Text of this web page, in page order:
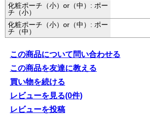
化粧ポーチ（小）or（中）: ポー
チ（小）
化粧ポーチ（小）or（中）: ポー
チ（中）
この商品について問い合わせる
この商品を友達に教える
買い物を続ける
レビューを見る(0件)
レビューを投稿